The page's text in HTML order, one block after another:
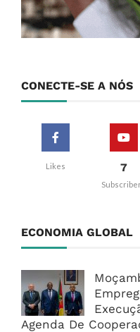
CONECTE-SE A NÓS
Likes 7
ECONOMIA GLOBAL
Agenda De